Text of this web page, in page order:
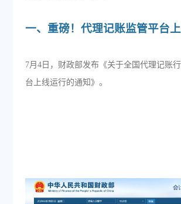
一、重磅！代理记账监管平台上
7月4日，财政部发布《关于全国代理记账
台上线运行的通知》。